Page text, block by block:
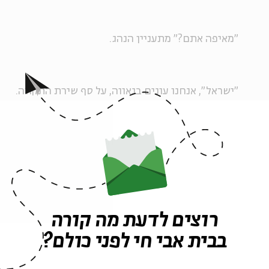
"מאיפה אתם?" מתעניין הנהג.
"ישראל", אנחנו עונים בגאווה, על סף שירת התקווה.
"ישראל? טוב מאוד", מצחקק הנהג. "אתם יודעים שאת
אצלנו בסרי לנקה? אלה המורדים הטאמילים שלנו".
התרווחתי על הספסל ונשמתי עמוקות. כעת באמת
רוצים לדעת מה קורה
בבית אבי חי לפני כולם?